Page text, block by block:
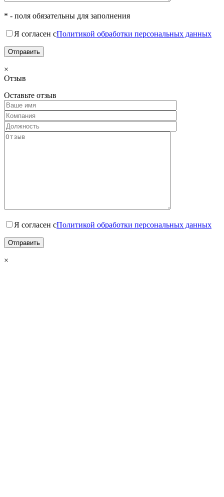
* - поля обязательны для заполнения
Я согласен сПолитикой обработки персональных данных
×
Отзыв
Оставьте отзыв
Я согласен сПолитикой обработки персональных данных
×